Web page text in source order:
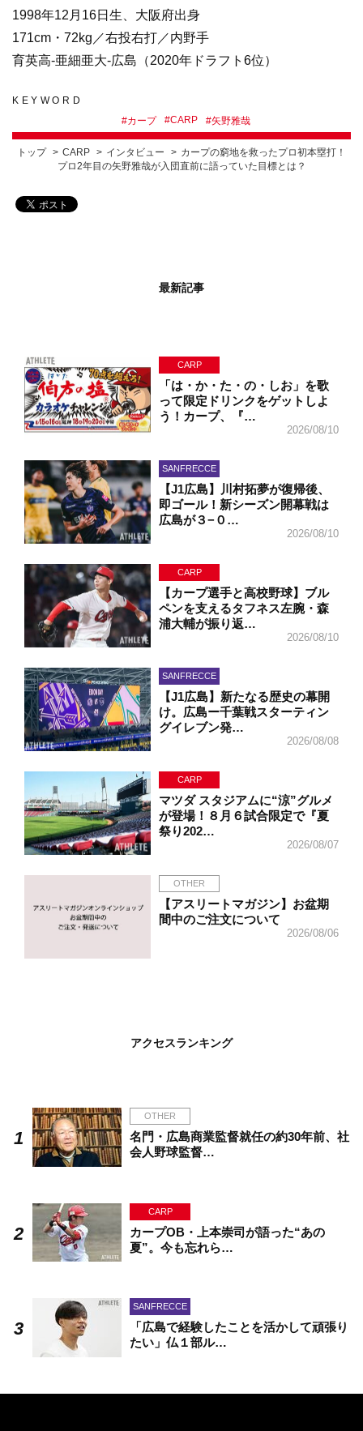
1998年12月16日生、大阪府出身
171cm・72kg／右投右打／内野手
育英高-亜細亜大-広島（2020年ドラフト6位）
KEYWORD
#カープ #CARP #矢野雅哉
トップ CARP インタビュー
カープの窮地を救ったプロ初本塁打！
プロ2年目の矢野雅哉が入団直前に語っていた目標とは？
最新記事
CARP
「は・か・た・の・しお」を歌
って限定ドリンクをゲットしよ
う！カープ、『…
2026/08/10
SANFRECCE
【J1広島】川村拓夢が復帰後、
即ゴール！新シーズン開幕戦は
広島が３−０…
2026/08/10
CARP
【カープ選手と高校野球】ブル
ペンを支えるタフネス左腕・森
浦大輔が振り返…
2026/08/10
SANFRECCE
【J1広島】新たなる歴史の幕開
け。広島ー千葉戦スターティン
グイレブン発…
2026/08/08
CARP
マツダ スタジアムに“涼”グルメ
が登場！８月６試合限定で『夏
祭り202…
2026/08/07
OTHER
【アスリートマガジン】お盆期
間中のご注文について
2026/08/06
アクセスランキング
OTHER
名門・広島商業監督就任の約30年前、社
会人野球監督…
CARP
カープOB・上本崇司が語った“あの
夏”。今も忘れら…
SANFRECCE
「広島で経験したことを活かして頑張り
たい」仏１部ル…